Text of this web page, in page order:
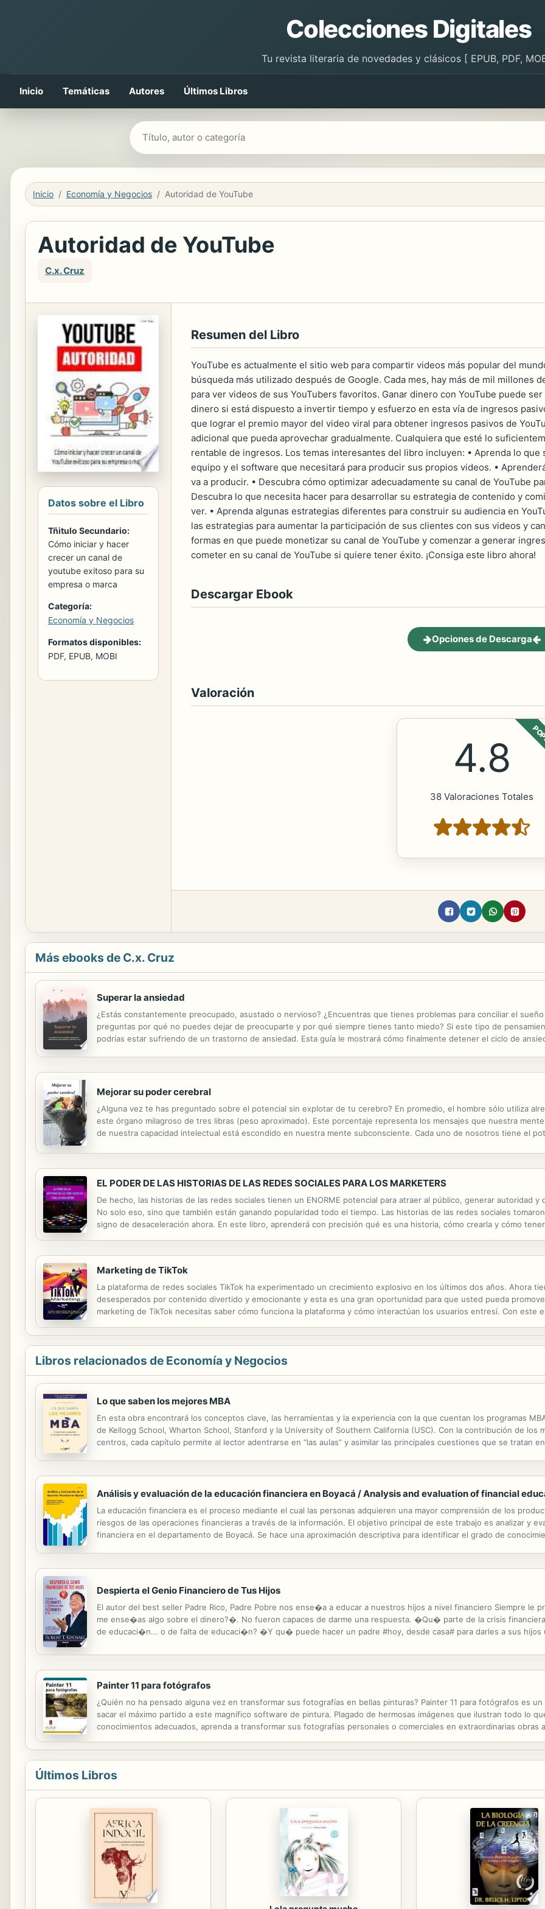
Colecciones Digitales
Tu revista literaria de novedades y clásicos [ EPUB, PDF,
Inicio Temáticas Autores Últimos Libros
Buscar libros
Inicio Economía y Negocios Autoridad de YouTube
Autoridad de YouTube
C.x. Cruz
Datos sobre el Libro
Tñitulo Secundario:
Cómo iniciar y hacer
crecer un canal de
youtube exitoso para su
empresa o marca
Categoría:
Economía y Negocios
Formatos disponibles:
PDF, EPUB, MOBI
Resumen del Libro
YouTube es actualmente el sitio web para compartir videos más popular del
búsqueda más utilizado después de Google. Cada mes, hay más de mil millones
para ver videos de sus YouTubers favoritos. Ganar dinero con YouTube puede
dinero si está dispuesto a invertir tiempo y esfuerzo en esta vía de ingresos
que lograr el premio mayor del video viral para obtener ingresos pasivos de
adicional que pueda aprovechar gradualmente. Cualquiera que esté lo
rentable de ingresos. Los temas interesantes del libro incluyen: • Aprenda lo
equipo y el software que necesitará para producir sus propios videos. •
va a producir. • Descubra cómo optimizar adecuadamente su canal de YouTube
Descubra lo que necesita hacer para desarrollar su estrategia de contenido y
ver. • Aprenda algunas estrategias diferentes para construir su audiencia en
las estrategias para aumentar la participación de sus clientes con sus videos y
formas en que puede monetizar su canal de YouTube y comenzar a generar
cometer en su canal de YouTube si quiere tener éxito. ¡Consiga este libro ahora!
Descargar Ebook
Opciones de Descarga
Valoración
4.8
38 Valoraciones Totales
Más ebooks de C.x. Cruz
Superar la ansiedad
¿Estás constantemente preocupado, asustado o nervioso? ¿Encuentras que tienes problemas para conciliar el
preguntas por qué no puedes dejar de preocuparte y por qué siempre tienes tanto miedo? Si este tipo de
podrías estar sufriendo de un trastorno de ansiedad. Esta guía le mostrará cómo finalmente detener el ciclo de
Mejorar su poder cerebral
¿Alguna vez te has preguntado sobre el potencial sin explotar de tu cerebro? En promedio, el hombre sólo utiliza
este órgano milagroso de tres libras (peso aproximado). Este porcentaje representa los mensajes que nuestra
de nuestra capacidad intelectual está escondido en nuestra mente subconsciente. Cada uno de nosotros tiene el
EL PODER DE LAS HISTORIAS DE LAS REDES SOCIALES PARA LOS MARKETERS
De hecho, las historias de las redes sociales tienen un ENORME potencial para atraer al público, generar autoridad y
No solo eso, sino que también están ganando popularidad todo el tiempo. Las historias de las redes sociales
signo de desaceleración ahora. En este libro, aprenderá con precisión qué es una historia, cómo crearla y cómo
Marketing de TikTok
La plataforma de redes sociales TikTok ha experimentado un crecimiento explosivo en los últimos dos años. Ahora
desesperados por contenido divertido y emocionante y esta es una gran oportunidad para que usted pueda
marketing de TikTok necesitas saber cómo funciona la plataforma y cómo interactúan los usuarios entresí. Con este
Libros relacionados de Economía y Negocios
Lo que saben los mejores MBA
En esta obra encontrará los conceptos clave, las herramientas y la experiencia con la que cuentan los programas
de Kellogg School, Wharton School, Stanford y la University of Southern California (USC). Con la contribución de los
centros, cada capítulo permite al lector adentrarse en “las aulas” y asimilar las principales cuestiones que se tratan
Análisis y evaluación de la educación financiera en Boyacá / Analysis and evaluation of financial
La educación financiera es el proceso mediante el cual las personas adquieren una mayor comprensión de los
riesgos de las operaciones financieras a través de la información. El objetivo principal de este trabajo es analizar y
financiera en el departamento de Boyacá. Se hace una aproximación descriptiva para identificar el grado de
Despierta el Genio Financiero de Tus Hijos
El autor del best seller Padre Rico, Padre Pobre nos ense�a a educar a nuestros hijos a nivel financiero Siempre
me ense�as algo sobre el dinero?�. No fueron capaces de darme una respuesta. �Qu� parte de la crisis
de educaci�n... o de falta de educaci�n? �Y qu� puede hacer un padre #hoy, desde casa# para darles a sus
Painter 11 para fotógrafos
¿Quién no ha pensado alguna vez en transformar sus fotografías en bellas pinturas? Painter 11 para fotógrafos es
sacar el máximo partido a este magnífico software de pintura. Plagado de hermosas imágenes que ilustran todo lo
conocimientos adecuados, aprenda a transformar sus fotografías personales o comerciales en extraordinarias obras
Últimos Libros